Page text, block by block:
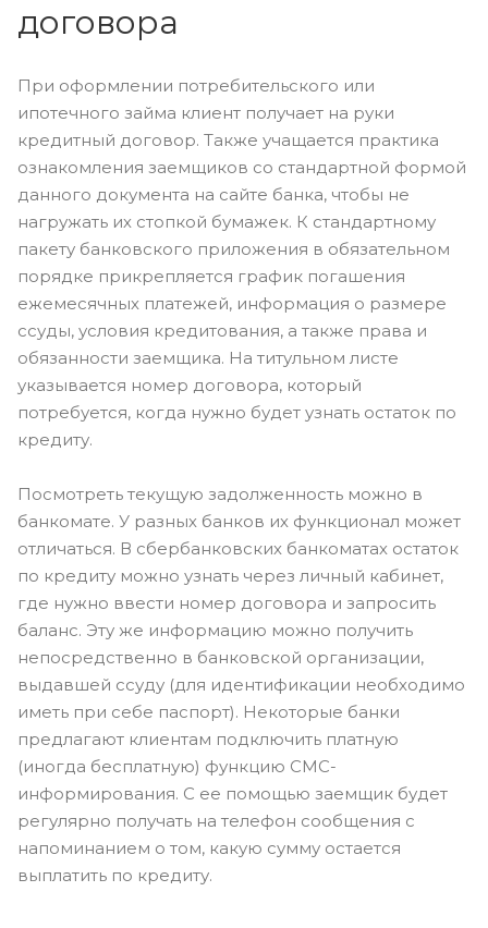
договора
При оформлении потребительского или
ипотечного займа клиент получает на руки
кредитный договор. Также учащается практика
ознакомления заемщиков со стандартной формой
данного документа на сайте банка, чтобы не
нагружать их стопкой бумажек. К стандартному
пакету банковского приложения в обязательном
порядке прикрепляется график погашения
ежемесячных платежей, информация о размере
ссуды, условия кредитования, а также права и
обязанности заемщика. На титульном листе
указывается номер договора, который
потребуется, когда нужно будет узнать остаток по
кредиту.
Посмотреть текущую задолженность можно в
банкомате. У разных банков их функционал может
отличаться. В сбербанковских банкоматах остаток
по кредиту можно узнать через личный кабинет,
где нужно ввести номер договора и запросить
баланс. Эту же информацию можно получить
непосредственно в банковской организации,
выдавшей ссуду (для идентификации необходимо
иметь при себе паспорт). Некоторые банки
предлагают клиентам подключить платную
(иногда бесплатную) функцию СМС-
информирования. С ее помощью заемщик будет
регулярно получать на телефон сообщения с
напоминанием о том, какую сумму остается
выплатить по кредиту.